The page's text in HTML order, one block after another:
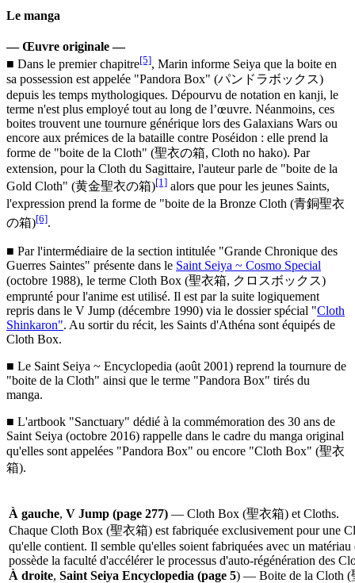
Le manga
— Œuvre originale —
■ Dans le premier chapitre[5], Marin informe Seiya que la boite en
sa possession est appelée "Pandora Box" (パンドラボックス)
depuis les temps mythologiques. Dépourvu de notation en kanji, le
terme n'est plus employé tout au long de l’œuvre. Néanmoins, ces
boites trouvent une tournure générique lors des Galaxians Wars ou
encore aux prémices de la bataille contre Poséidon : elle prend la
forme de "boite de la Cloth" (聖衣の箱, Cloth no hako). Par
extension, pour la Cloth du Sagittaire, l'auteur parle de "boite de la
Gold Cloth" (黄金聖衣の箱)[1] alors que pour les jeunes Saints,
l'expression prend la forme de "boite de la Bronze Cloth (青銅聖衣
の箱)[6].
■ Par l'intermédiaire de la section intitulée "Grande Chronique des
Guerres Saintes" présente dans le Saint Seiya ~ Cosmo Special
(octobre 1988), le terme Cloth Box (聖衣箱, クロスボックス)
emprunté pour l'anime est utilisé. Il est par la suite logiquement
repris dans le V Jump (décembre 1990) via le dossier spécial "Cloth
Shinkaron". Au sortir du récit, les Saints d'Athéna sont équipés de
Cloth Box.
■ Le Saint Seiya ~ Encyclopedia (août 2001) reprend la tournure de
"boite de la Cloth" ainsi que le terme "Pandora Box" tirés du
manga.
■ L'artbook "Sanctuary" dédié à la commémoration des 30 ans de
Saint Seiya (octobre 2016) rappelle dans le cadre du manga original
qu'elles sont appelées "Pandora Box" ou encore "Cloth Box" (聖衣
箱).
À gauche, V Jump (page 277) — Cloth Box (聖衣箱) et Cloths.
Chaque Cloth Box (聖衣箱) est fabriquée exclusivement pour une
qu'elle contient. Il semble qu'elles soient fabriquées avec un matériau
possède la faculté d'accélérer le processus d'auto-régénération des
À droite, Saint Seiya Encyclopedia (page 5) — Boite de la Cloth (